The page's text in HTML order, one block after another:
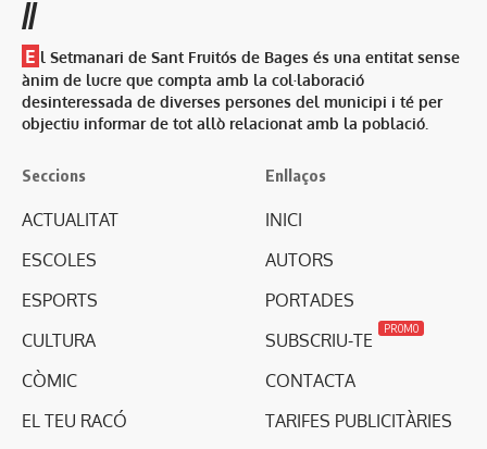
//
E l Setmanari de Sant Fruitós de Bages és una entitat sense
ànim de lucre que compta amb la col·laboració
desinteressada de diverses persones del municipi i té per
objectiu informar de tot allò relacionat amb la població.
Seccions
ACTUALITAT
ESCOLES
ESPORTS
CULTURA
CÒMIC
EL TEU RACÓ
Enllaços
INICI
AUTORS
PORTADES
SUBSCRIU-TE
PROMO
CONTACTA
TARIFES PUBLICITÀRIES